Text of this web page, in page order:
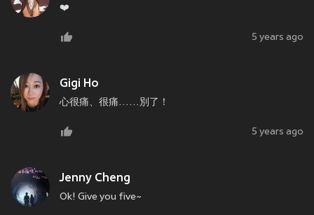
❤️
5 years ago
Gigi Ho
心很痛、很痛……別了！
5 years ago
Jenny Cheng
Ok! Give you five~